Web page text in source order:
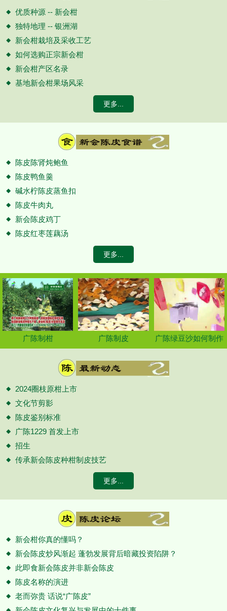
优质种源 -- 新会柑
独特地理 -- 银洲湖
新会柑栽培及采收工艺
如何选购正宗新会柑
新会柑产区名录
基地新会柑果场风采
更多...
陈皮陈肾炖鲍鱼
陈皮鸭鱼羹
碱水柠陈皮蒸鱼扣
陈皮牛肉丸
新会陈皮鸡丁
陈皮红枣莲藕汤
更多...
广陈制柑 广陈制皮 广陈绿豆沙如何制作
2024圈枝原柑上市
文化节剪影
陈皮鉴别标准
广陈1229 首发上市
招生
传承新会陈皮种柑制皮技艺
更多...
新会柑你真的懂吗？
新会陈皮炒风渐起 蓬勃发展背后暗藏投资陷阱？
此即食新会陈皮并非新会陈皮
陈皮名称的演进
老而弥贵 话说“广陈皮”